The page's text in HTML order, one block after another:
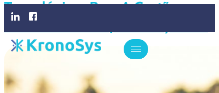
Tecnológicas Para A Gestão
Financeira Rural | KronoSys ERP